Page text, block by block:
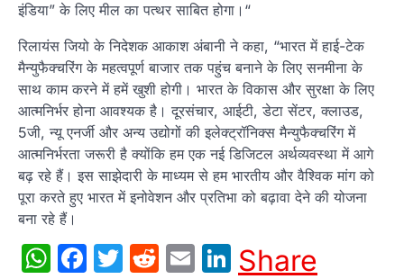
इंडिया” के लिए मील का पत्थर साबित होगा।“
रिलायंस जियो के निदेशक आकाश अंबानी ने कहा, “भारत में हाई-टेक
मैन्युफैक्चरिंग के महत्वपूर्ण बाजार तक पहुंच बनाने के लिए सनमीना के
साथ काम करने में हमें खुशी होगी। भारत के विकास और सुरक्षा के लिए
आत्मनिर्भर होना आवश्यक है। दूरसंचार, आईटी, डेटा सेंटर, क्लाउड,
5जी, न्यू एनर्जी और अन्य उद्योगों की इलेक्ट्रॉनिक्स मैन्युफैक्चरिंग में
आत्मनिर्भरता जरूरी है क्योंकि हम एक नई डिजिटल अर्थव्यवस्था में आगे
बढ़ रहे हैं। इस साझेदारी के माध्यम से हम भारतीय और वैश्विक मांग को
पूरा करते हुए भारत में इनोवेशन और प्रतिभा को बढ़ावा देने की योजना
बना रहे हैं।
WhatsApp
Facebook
Twitter
Reddit
EmailLinkedIn
Share